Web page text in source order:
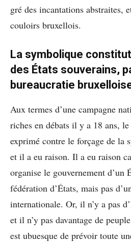
gré des incantations abstraites,
couloirs bruxellois.
La symbolique
des États souverains,
bureaucratie
Aux termes d’une campagne
riches en débats il y a 18 ans, le
exprimé contre le forçage de la
et il a eu raison. Il a eu raison
organise le gouvernement d’un
fédération d’États, mais pas
internationale. Or, il n’y a pas
et il n’y pas davantage de
est ubuesque de prévoir toute